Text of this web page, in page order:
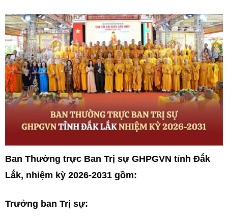
Ban Thường trực Ban Trị sự GHPGVN tỉnh Đắk
Lắk, nhiệm kỳ 2026-2031 gồm:
Trưởng ban Trị sự: